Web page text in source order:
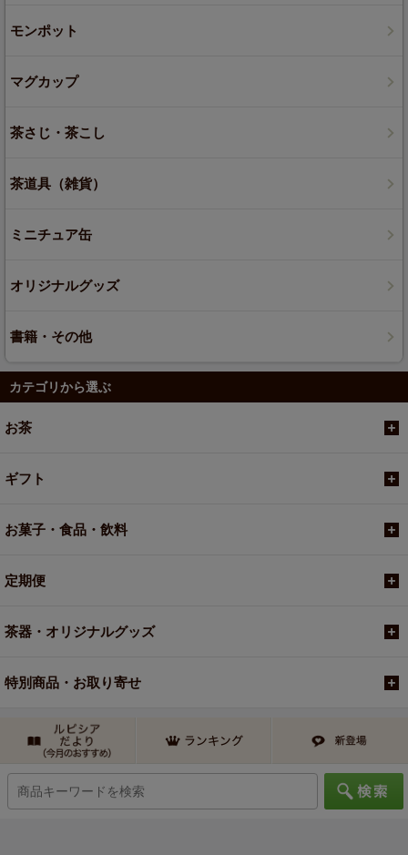
モンポット
マグカップ
茶さじ・茶こし
茶道具（雑貨）
ミニチュア缶
オリジナルグッズ
書籍・その他
カテゴリから選ぶ
お茶
ギフト
お菓子・食品・飲料
定期便
茶器・オリジナルグッズ
特別商品・お取り寄せ